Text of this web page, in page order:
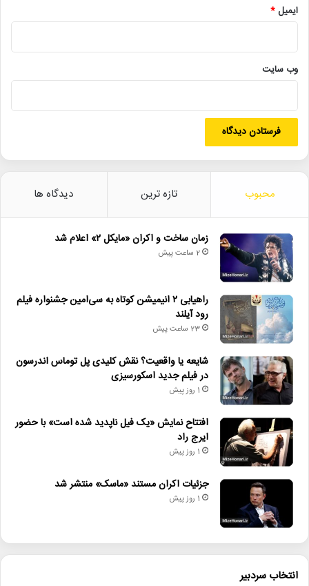
• شایعه یا واقعیت؟ نقش کلیدی پل توماس اندرسون در فیلم جدید
• افتتاح نمایش «یک فیل ناپدید شده است» با حضور ایرج راد
• جزئیات اکران مستند «ماسک» منتشر شد
• تالار حافظ میزبان «کافه نادری» می‌شود
بازار جهانی کن
سازمان سینمایی
سید ابراهیم رئیسی
ایمیل*
وب‌ سایت
محبوب تازه ترین دیدگاه ها
زمان ساخت و اکران «مایکل ۲» اعلام شد
2 ساعت پیش
راهیابی ۲ انیمیشن کوتاه به سی‌امین جشنواره فیلم
رود آیلند
23 ساعت پیش
شایعه یا واقعیت؟ نقش کلیدی پل توماس اندرسون
در فیلم جدید اسکورسیزی
1 روز پیش
افتتاح نمایش «یک فیل ناپدید شده است» با حضور
ایرج راد
1 روز پیش
جزئیات اکران مستند «ماسک» منتشر شد
1 روز پیش
انتخاب سردبیر